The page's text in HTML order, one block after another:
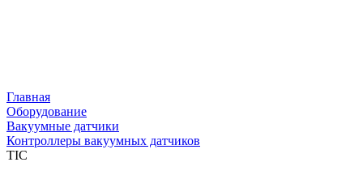
Главная
Оборудование
Вакуумные датчики
Контроллеры вакуумных датчиков
TIC